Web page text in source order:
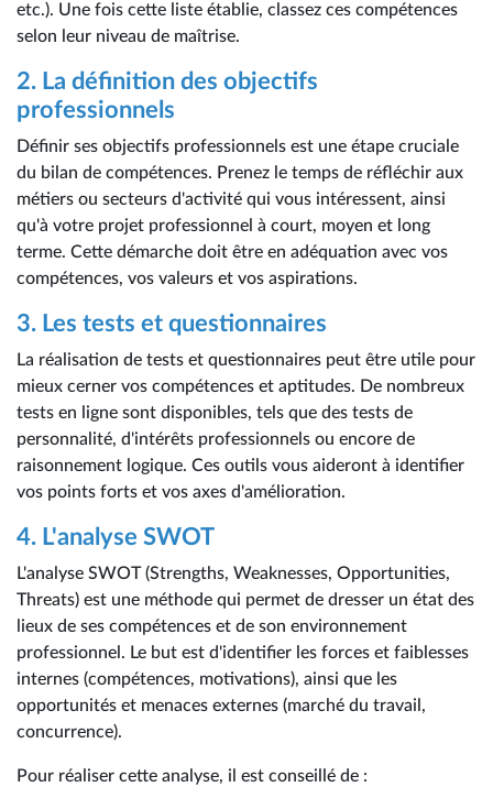
etc.). Une fois cette liste établie, classez ces compétences
selon leur niveau de maîtrise.
2. La définition des objectifs
professionnels
Définir ses objectifs professionnels est une étape cruciale
du bilan de compétences. Prenez le temps de réfléchir aux
métiers ou secteurs d'activité qui vous intéressent, ainsi
qu'à votre projet professionnel à court, moyen et long
terme. Cette démarche doit être en adéquation avec vos
compétences, vos valeurs et vos aspirations.
3. Les tests et questionnaires
La réalisation de tests et questionnaires peut être utile pour
mieux cerner vos compétences et aptitudes. De nombreux
tests en ligne sont disponibles, tels que des tests de
personnalité, d'intérêts professionnels ou encore de
raisonnement logique. Ces outils vous aideront à identifier
vos points forts et vos axes d'amélioration.
4. L'analyse SWOT
L'analyse SWOT (Strengths, Weaknesses, Opportunities,
Threats) est une méthode qui permet de dresser un état des
lieux de ses compétences et de son environnement
professionnel. Le but est d'identifier les forces et faiblesses
internes (compétences, motivations), ainsi que les
opportunités et menaces externes (marché du travail,
concurrence).
Pour réaliser cette analyse, il est conseillé de :